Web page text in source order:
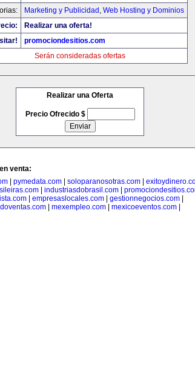
Marketing y Publicidad , Web Hosting y Dominios
Realizar una oferta!
promociondesitios.com
Serán consideradas ofertas
Realizar una Oferta
Precio Ofrecido $
venta:
pymedata.com soloparanosotras.com
| industriasdobrasil.com|
| empresaslocales.com| gestionnegocios.com|
mexempleo.com mexicoeventos.com